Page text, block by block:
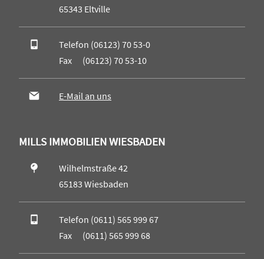
65343 Eltville
Telefon (06123) 70 53-0
Fax (06123) 70 53-10
E-Mail an uns
MILLS IMMOBILIEN WIESBADEN
Wilhelmstraße 42
65183 Wiesbaden
Telefon (0611) 565 999 67
Fax (0611) 565 999 68